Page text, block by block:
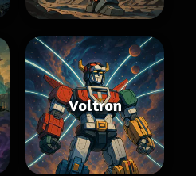
Voltron